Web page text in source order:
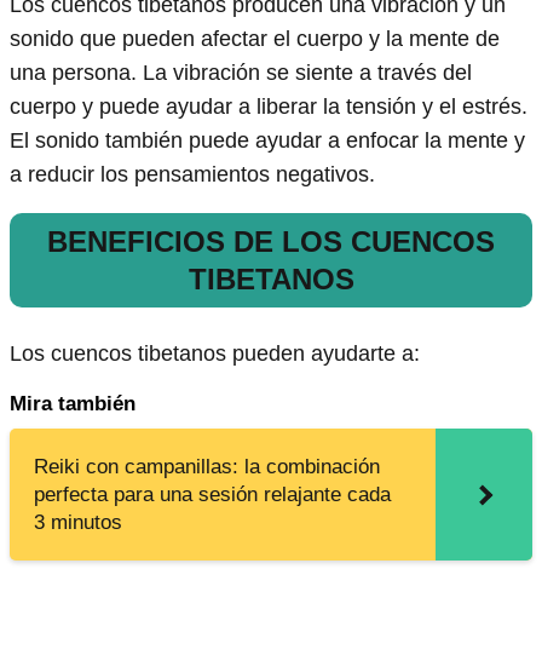
Los cuencos tibetanos producen una vibración y un
sonido que pueden afectar el cuerpo y la mente de
una persona. La vibración se siente a través del
cuerpo y puede ayudar a liberar la tensión y el estrés.
El sonido también puede ayudar a enfocar la mente y
a reducir los pensamientos negativos.
BENEFICIOS DE LOS CUENCOS
TIBETANOS
Los cuencos tibetanos pueden ayudarte a:
Mira también
Reiki con campanillas: la combinación
perfecta para una sesión relajante cada
3 minutos